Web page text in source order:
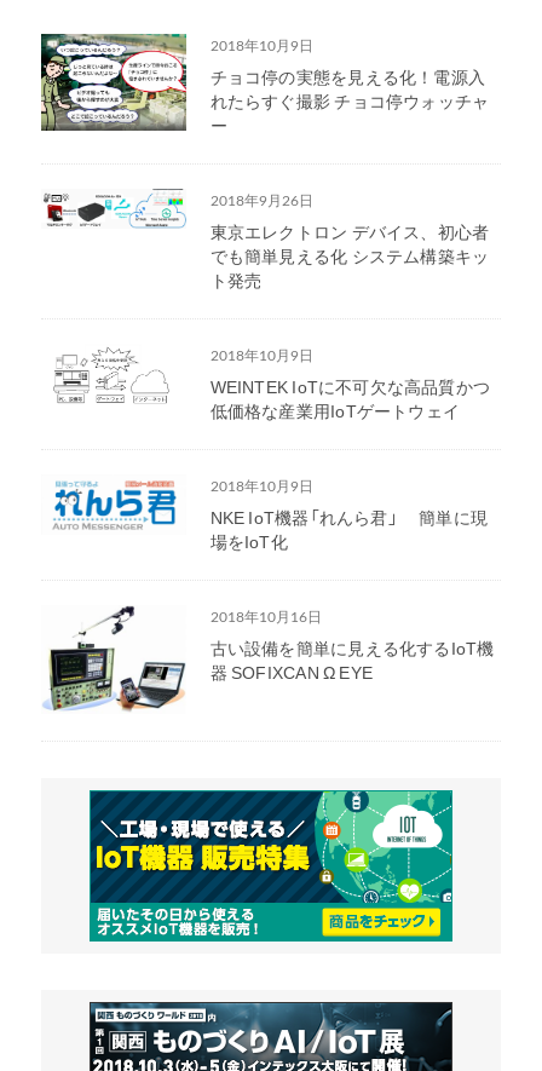
2018年10月9日
チョコ停の実態を見える化！電源入
れたらすぐ撮影 チョコ停ウォッチャ
ー
2018年9月26日
東京エレクトロン デバイス、初心者
でも簡単見える化 システム構築キッ
ト発売
2018年10月9日
WEINTEK IoTに不可欠な高品質かつ
低価格な産業用IoTゲートウェイ
2018年10月9日
NKE IoT機器「れんら君」 簡単に現
場をIoT化
2018年10月16日
古い設備を簡単に見える化するIoT機
器 SOFIXCAN Ω EYE